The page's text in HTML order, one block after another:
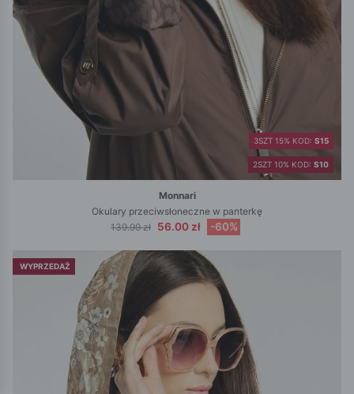
2SZT 10% KOD: S10
3SZT 15% KOD: S15
Monnari
Okulary przeciwsłoneczne w panterkę
139.99 zł 56.00 zł -60%
WYPRZEDAŻ